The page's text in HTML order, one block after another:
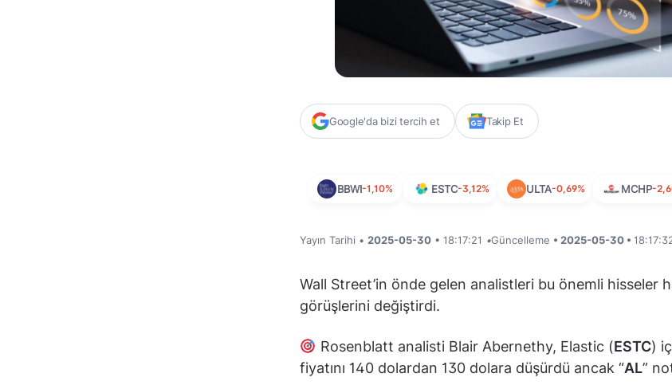
Google'da bizi tercih et Takip Et
BBWI-1,10% ESTC-3,12% ULTA-0,69% MCHP-
Yayın Tarihi • 2025-05-30 • 18:17:21 •Güncelleme • 2025-05-30 •
Wall Street’in önde gelen analistleri bu önemli hisseler
görüşlerini değiştirdi.
Rosenblatt analisti Blair Abernethy, Elastic (ESTC)
fiyatını 140 dolardan 130 dolara düşürdü ancak “AL”